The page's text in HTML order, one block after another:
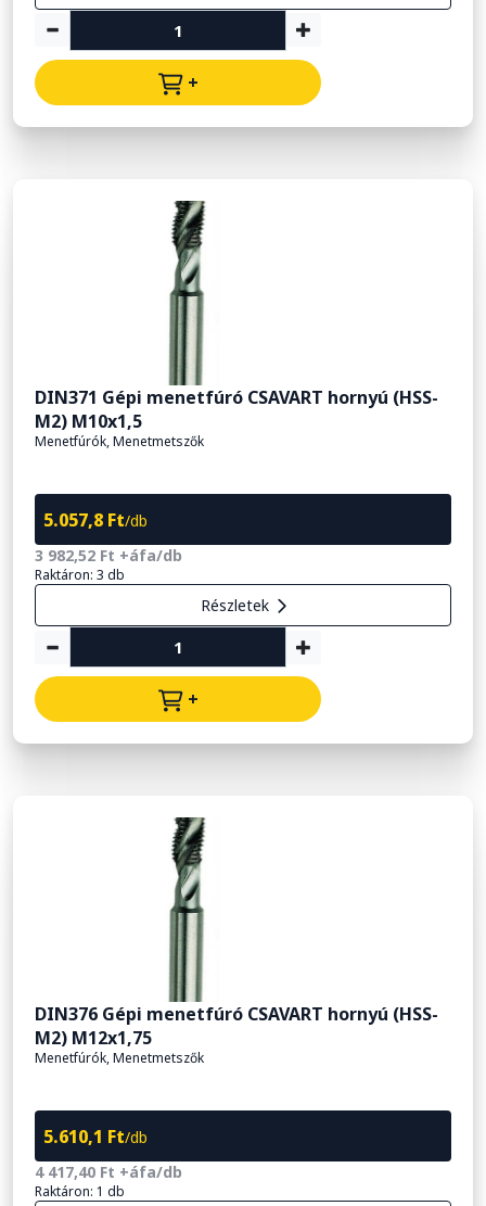
+
DIN371 Gépi menetfúró CSAVART hornyú (HSS-
M2) M10x1,5
Menetfúrók, Menetmetszők
5.057,8 Ft/db
3 982,52 Ft +áfa/db
Raktáron: 3 db
Részletek
+
DIN376 Gépi menetfúró CSAVART hornyú (HSS-
M2) M12x1,75
Menetfúrók, Menetmetszők
5.610,1 Ft/db
4 417,40 Ft +áfa/db
Raktáron: 1 db